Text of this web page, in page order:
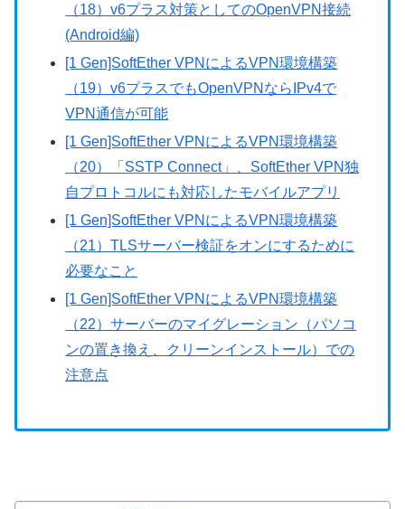
（18）v6プラス対策としてのOpenVPN接続
(Android編)
[1 Gen]SoftEther VPNによるVPN環境構築
（19）v6プラスでもOpenVPNならIPv4で
VPN通信が可能
[1 Gen]SoftEther VPNによるVPN環境構築
（20）「SSTP Connect」、SoftEther VPN独
自プロトコルにも対応したモバイルアプリ
[1 Gen]SoftEther VPNによるVPN環境構築
（21）TLSサーバー検証をオンにするために
必要なこと
[1 Gen]SoftEther VPNによるVPN環境構築
（22）サーバーのマイグレーション（パソコ
ンの置き換え、クリーンインストール）での
注意点